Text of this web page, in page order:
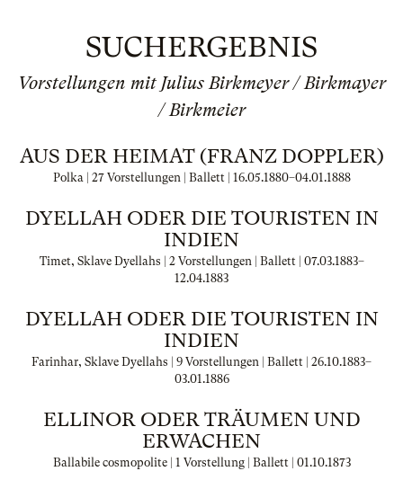
SUCHERGEBNIS
Vorstellungen mit Julius Birkmeyer / Birkmayer
/ Birkmeier
AUS DER HEIMAT (FRANZ DOPPLER)
Polka | 27 Vorstellungen | Ballett | 16.05.1880–04.01.1888
DYELLAH ODER DIE TOURISTEN IN
INDIEN
Timet, Sklave Dyellahs | 2 Vorstellungen | Ballett | 07.03.1883–
12.04.1883
DYELLAH ODER DIE TOURISTEN IN
INDIEN
Farinhar, Sklave Dyellahs | 9 Vorstellungen | Ballett | 26.10.1883–
03.01.1886
ELLINOR ODER TRÄUMEN UND
ERWACHEN
Ballabile cosmopolite | 1 Vorstellung | Ballett | 01.10.1873